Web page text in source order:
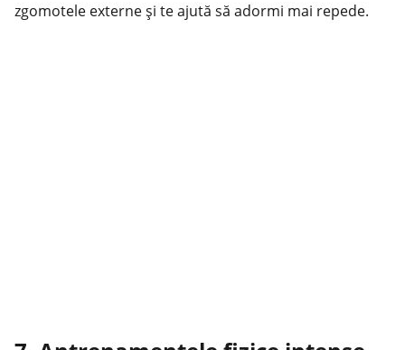
zgomotele externe și te ajută să adormi mai repede.